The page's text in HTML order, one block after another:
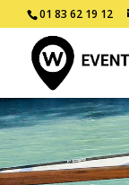
01 83 62 19 12